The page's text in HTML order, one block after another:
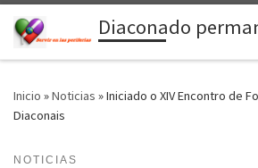
Saltar al contenidoDiaconado
Inicio »Noticias »Iniciado o XIV Encontro de
Diaconais
NOTICIAS